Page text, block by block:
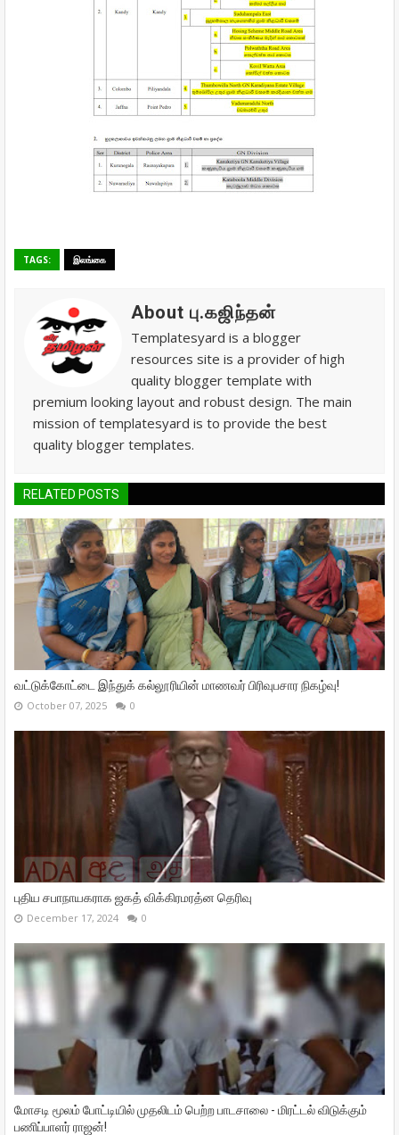
TAGS: இலங்கை
About பு.கஜிந்தன்
Templatesyard is a blogger
resources site is a provider of high
quality blogger template with
premium looking layout and robust design. The main
mission of templatesyard is to provide the best
quality blogger templates.
RELATED POSTS
வட்டுக்கோட்டை இந்துக் கல்லூரியின் மாணவர் பிரிவுபசார நிகழ்வு!
October 07, 2025 0
புதிய சபாநாயகராக ஜகத் விக்கிரமரத்ன தெரிவு
December 17, 2024 0
மோசடி மூலம் போட்டியில் முதலிடம் பெற்ற பாடசாலை - மிரட்டல் விடுக்கும்
பணிப்பாளர் ராஜன்!